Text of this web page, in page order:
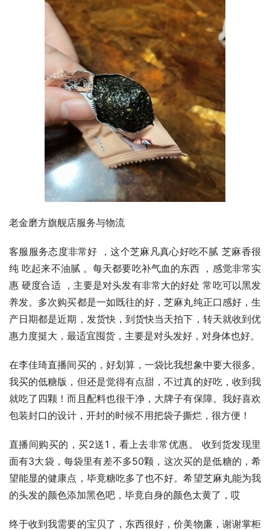
老金磨方旗舰店服务与物流
客服服务态度非常好 ，这个芝麻凡真心好吃不腻 芝麻香很
纯 吃起来不油腻 。每天都要吃补气血的东西 ，感觉非常实
惠 硬度合适 ，主要是对头发有非常大的好处 常吃可以黑发
养发。多次购买都是一如既往的好，芝麻丸纯正口感好，生
产日期都是近期，发货快，到货快当天拍下，转天就收到优
惠力度挺大，最适宜囤货，主要是对头发好，对身体也好。
在李佳琦直播间买的，好划算，一袋比我想象中要大很多。
我买的低糖版，但还是觉得有点甜，不过真的好吃，收到我
就吃了四颗！而且配料也很干净，大牌子有保障。我好喜欢
包装封口的设计，开封的时候不用把袋子撕烂，很方便！
直播间购买的，买2送1，看上去非常优惠。 收到货发现里
面有3大袋，每袋里有差不多50颗，这次买的是低糖的，希
望能显的健康点，毕竟糖吃多了也不好。希望芝麻丸能为我
的头发的颜色添加黑色吧，毕竟自身的颜色太黄了，哎
终于收到我需要的宝贝了，东西很好，价美物廉，谢谢掌柜